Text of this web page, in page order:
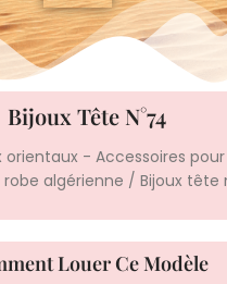
Bijoux Tête N°74
orientaux - Accessoires
algérienne / Bijoux tête
Louer Ce Modèle